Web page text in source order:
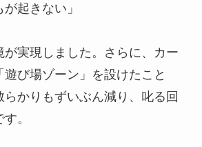
が起きない」
が実現しました。さらに、カー
び場ゾーン」を設けたこと
かりもずいぶん減り、叱る回
。